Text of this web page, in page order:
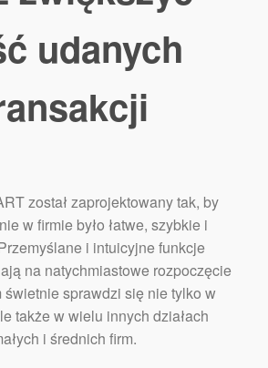
udanych
został zaprojektowany tak, by
w firmie było łatwe, szybkie i
i intuicyjne funkcje
na natychmiastowe rozpoczęcie
świetnie sprawdzi się nie tylko w
także w wielu innych działach
i średnich firm.